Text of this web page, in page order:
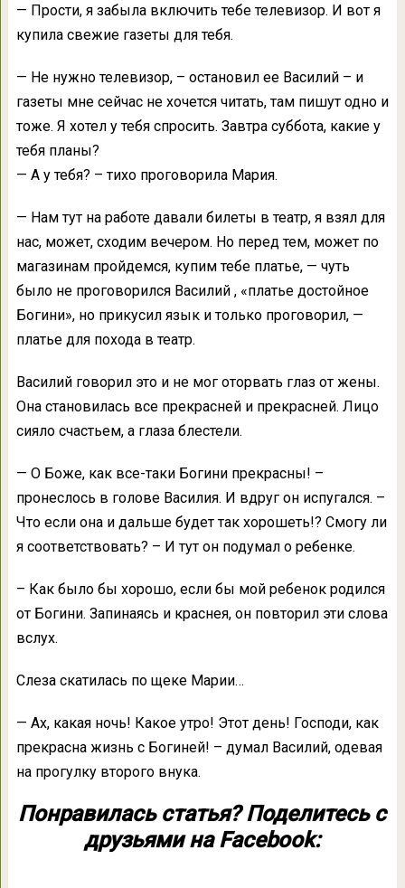
— Прости, я забыла включить тебе телевизор. И вот я
купила свежие газеты для тебя.
— Не нужно телевизор, – остановил ее Василий – и
газеты мне сейчас не хочется читать, там пишут одно и
тоже. Я хотел у тебя спросить. Завтра суббота, какие у
тебя планы?
— А у тебя? – тихо проговорила Мария.
— Нам тут на работе давали билеты в театр, я взял для
нас, может, сходим вечером. Но перед тем, может по
магазинам пройдемся, купим тебе платье, — чуть
было не проговорился Василий , «платье достойное
Богини», но прикусил язык и только проговорил, —
платье для похода в театр.
Василий говорил это и не мог оторвать глаз от жены.
Она становилась все прекрасней и прекрасней. Лицо
сияло счастьем, а глаза блестели.
— О Боже, как все-таки Богини прекрасны! –
пронеслось в голове Василия. И вдруг он испугался. –
Что если она и дальше будет так хорошеть!? Смогу ли
я соответствовать? – И тут он подумал о ребенке.
– Как было бы хорошо, если бы мой ребенок родился
от Богини. Запинаясь и краснея, он повторил эти слова
вслух.
Слеза скатилась по щеке Марии…
— Ах, какая ночь! Какое утро! Этот день! Господи, как
прекрасна жизнь с Богиней! – думал Василий, одевая
на прогулку второго внука.
Понравилась статья? Поделитесь с
друзьями на Facebook: